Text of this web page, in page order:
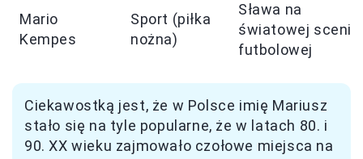
Mario
Kempes
Sport (piłka
nożna)
Sława na
światowej scenie
futbolowej
Ciekawostką jest, że w Polsce imię Mariusz
stało się na tyle popularne, że w latach 80. i
90. XX wieku zajmowało czołowe miejsca na